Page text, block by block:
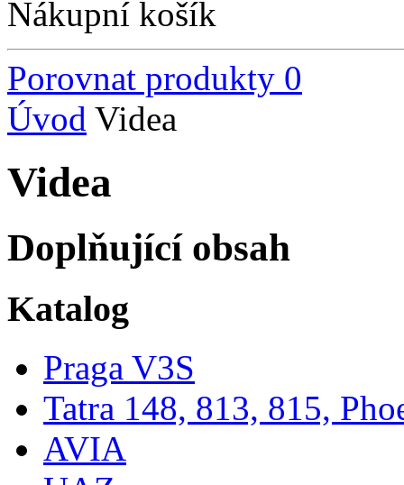
Nákupní košík
Porovnat produkty 0
Úvod Videa
Videa
Doplňující obsah
Katalog
Praga V3S
Tatra 148, 813, 815,
AVIA